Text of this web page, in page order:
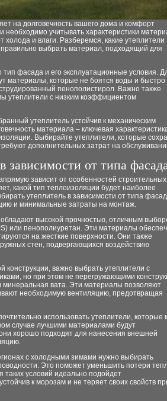
на долговечность вашего дома и комфорт
учитывать характеристики
и влаги. Разберемся, какие утеплители
выбрать материал, подходящий для
фасада и его эксплуатационные условия.
материалы, которые не боятся воды и быстро
пенополистирол. Важно также
утеплители с низким коэффициентом
утеплитель устойчив к механическим
материала – ключевая
Выбирайте утеплители, которые
дополнительных затрат на
зависимости от типа
зависит от особенностей строительных
какой тип теплоизоляции будет наиболее
утеплитель в зависимости от типа
и минимальные затраты на монтаж.
высокой прочностью, отличным
или пенополиуретан. Эти материалы
на жесткие поверхности. Они также
стен, подвергающихся воздействию
конструкции, важно выбрать утеплители с
но при этом не перегружающими
вата. Эти материалы позволяют
необходимую вентиляцию, предотвращая
использовать утеплители, которые
случае лучшими материалами будут
хорошо подходят для нанесения внешней
с холодными зимами нужно выбирать
Это поможет уменьшить потери
условий идеально подойдет
к морозам и не теряет своих свойств